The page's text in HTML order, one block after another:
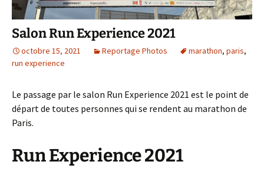
Salon Run Experience 2021
octobre 15, 2021 Reportage Photos marathon, paris,
run experience
Le passage par le salon Run Experience 2021 est le point de
départ de toutes personnes qui se rendent au marathon de
Paris.
Run Experience 2021